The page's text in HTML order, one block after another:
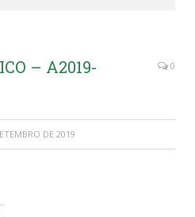
– A2019-
0
DE 2019